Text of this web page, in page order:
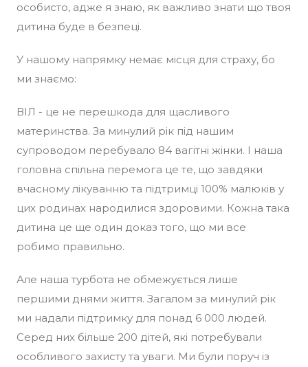
особисто, адже я знаю, як важливо знати що твоя
дитина буде в безпеці.
У нашому напрямку немає місця для страху, бо
ми знаємо:
ВІЛ - це не перешкода для щасливого
материнства. За минулий рік під нашим
супроводом перебувало 84 вагітні жінки. І наша
головна спільна перемога це те, що завдяки
вчасному лікуванню та підтримці 100% малюків у
цих родинах народилися здоровими. Кожна така
дитина це ще один доказ того, що ми все
робимо правильно.
Але наша турбота не обмежується лише
першими днями життя. Загалом за минулий рік
ми надали підтримку для понад 6 000 людей.
Серед них більше 200 дітей, які потребували
особливого захисту та уваги. Ми були поруч із